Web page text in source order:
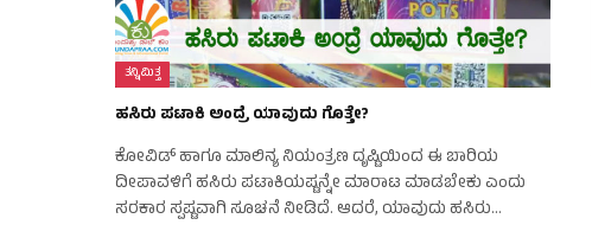
ತನ್ನಿಮಿತ್ತ
ಹಸಿರು ಪಟಾಕಿ ಅಂದ್ರೆ ಯಾವುದು ಗೊತ್ತೇ?
ಕೋವಿಡ್ ಹಾಗೂ ಮಾಲಿನ್ಯ ನಿಯಂತ್ರಣ ದೃಷ್ಟಿಯಿಂದ ಈ ಬಾರಿಯ
ದೀಪಾವಳಿಗೆ ಹಸಿರು ಪಟಾಕಿಯಷ್ಟನ್ನೇ ಮಾರಾಟ ಮಾಡಬೇಕು ಎಂದು
ಸರಕಾರ ಸ್ಪಷ್ಟವಾಗಿ ಸೂಚನೆ ನೀಡಿದೆ. ಆದರೆ, ಯಾವುದು ಹಸಿರು…